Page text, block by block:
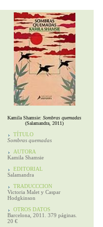
Kamila Shamsie: Sombras quemadas
(Salamandra, 2011)
TÍTULO
Sombras quemadas
AUTORA
Kamila Shamsie
EDITORIAL
Salamandra
TRADUCCCION
Victoria Malet y Caspar
Hodgkinson
OTROS DATOS
Barcelona, 2011. 379 páginas.
20 €